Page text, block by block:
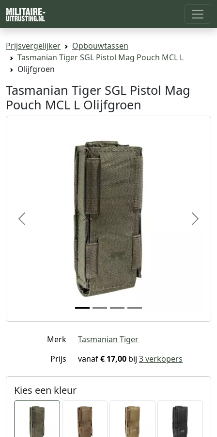
Prijsvergelijker
Opbouwtassen
Tasmanian Tiger SGL Pistol Mag Pouch MCL L
Olijfgroen
Tasmanian Tiger SGL Pistol Mag
Pouch MCL L Olijfgroen
Previous Next
Merk
Tasmanian Tiger
Prijs
vanaf€ 17,00 bij 3 verkopers
Kies een kleur